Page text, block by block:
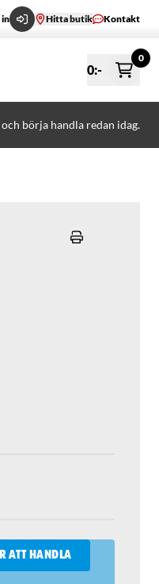
in Hitta butik Kontakt
0:-
0
och börja handla redan idag.
ATT HANDLA
VARUKORGEN